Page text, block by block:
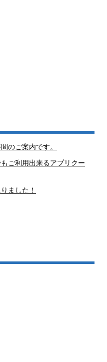
のご案内です。
ご利用出来るアプリクー
ました！